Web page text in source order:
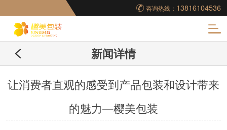
咨询热线： 13816104536
妆品包装盒工厂,高档
包装盒定制,创意包装
新闻详情
让消费者直观的感受到产品包装和设计带来
的魅力—樱美包装